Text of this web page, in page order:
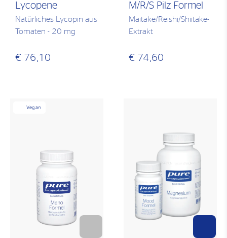
Lycopene
Natürliches Lycopin aus
Tomaten - 20 mg
€ 76,10
M/R/S Pilz Formel
Maitake/Reishi/Shiitake-
Extrakt
€ 74,60
Vegan